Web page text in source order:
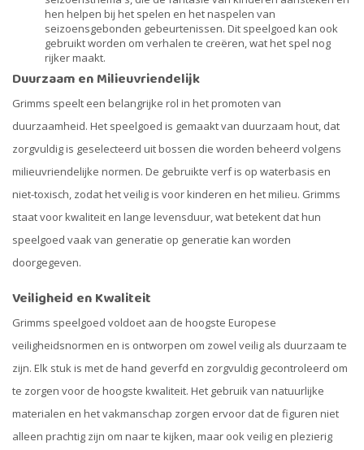
hen helpen bij het spelen en het naspelen van
seizoensgebonden gebeurtenissen. Dit speelgoed kan ook
gebruikt worden om verhalen te creëren, wat het spel nog
rijker maakt.
Duurzaam en Milieuvriendelijk
Grimms speelt een belangrijke rol in het promoten van
duurzaamheid. Het speelgoed is gemaakt van duurzaam hout, dat
zorgvuldig is geselecteerd uit bossen die worden beheerd volgens
milieuvriendelijke normen. De gebruikte verf is op waterbasis en
niet-toxisch, zodat het veilig is voor kinderen en het milieu. Grimms
staat voor kwaliteit en lange levensduur, wat betekent dat hun
speelgoed vaak van generatie op generatie kan worden
doorgegeven.
Veiligheid en Kwaliteit
Grimms speelgoed voldoet aan de hoogste Europese
veiligheidsnormen en is ontworpen om zowel veilig als duurzaam te
zijn. Elk stuk is met de hand geverfd en zorgvuldig gecontroleerd om
te zorgen voor de hoogste kwaliteit. Het gebruik van natuurlijke
materialen en het vakmanschap zorgen ervoor dat de figuren niet
alleen prachtig zijn om naar te kijken, maar ook veilig en plezierig